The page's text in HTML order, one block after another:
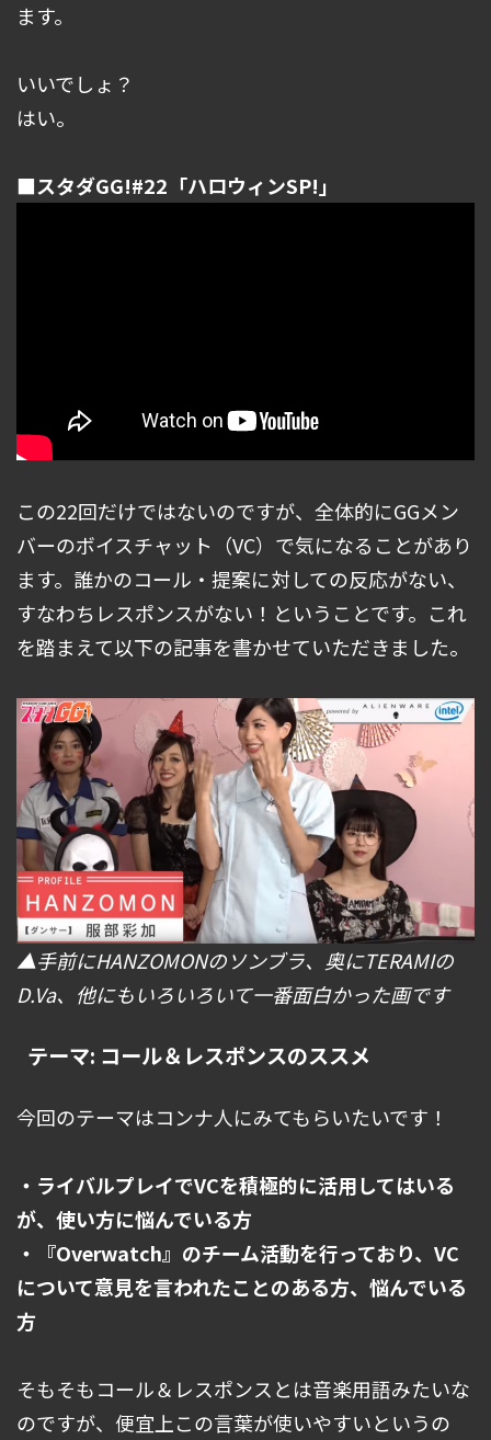
ます。
いいでしょ？
はい。
■スタダGG!#22「ハロウィンSP!」
この22回だけではないのですが、全体的にGGメン
バーのボイスチャット（VC）で気になることがあり
ます。誰かのコール・提案に対しての反応がない、
すなわちレスポンスがない！ということです。これ
を踏まえて以下の記事を書かせていただきました。
▲手前にHANZOMONのソンブラ、奥にTERAMIの
D.Va、他にもいろいろいて一番面白かった画です
テーマ: コール＆レスポンスのススメ
今回のテーマはコンナ人にみてもらいたいです！
・ライバルプレイでVCを積極的に活用してはいる
が、使い方に悩んでいる方
・『Overwatch』のチーム活動を行っており、VC
について意見を言われたことのある方、悩んでいる
方
そもそもコール＆レスポンスとは音楽用語みたいな
のですが、便宜上この言葉が使いやすいというの